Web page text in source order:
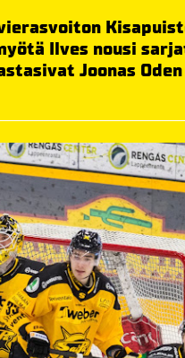
Ilves nousi
Joonas Oden